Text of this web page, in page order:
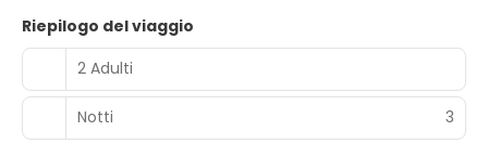
Riepilogo del viaggio
2 Adulti
Notti 3